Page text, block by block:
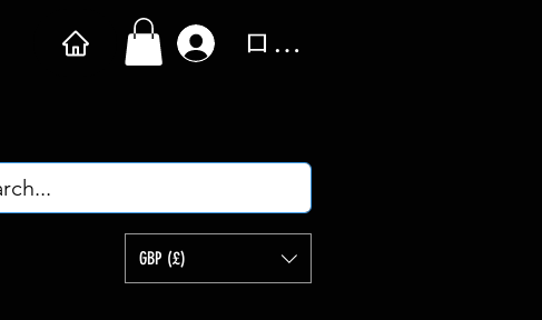
ログイン
GBP (£)